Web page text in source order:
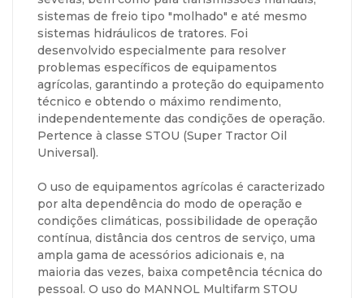
sistemas de freio tipo "molhado" e até mesmo
sistemas hidráulicos de tratores. Foi
desenvolvido especialmente para resolver
problemas específicos de equipamentos
agrícolas, garantindo a proteção do equipamento
técnico e obtendo o máximo rendimento,
independentemente das condições de operação.
Pertence à classe STOU (Super Tractor Oil
Universal).
O uso de equipamentos agrícolas é caracterizado
por alta dependência do modo de operação e
condições climáticas, possibilidade de operação
contínua, distância dos centros de serviço, uma
ampla gama de acessórios adicionais e, na
maioria das vezes, baixa competência técnica do
pessoal. O uso do MANNOL Multifarm STOU